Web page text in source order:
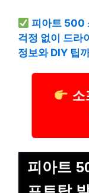
피아트 500
걱정 없이 드라
정보와 DIY 팁
피아트